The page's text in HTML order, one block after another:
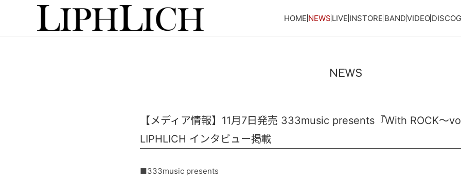
HOME NEWS LIVE INSTORE BANDVIDEO
NEWS
【メディア情報】11月7日発売 333music presents『With ROCK～
LIPHLICH インタビュー掲載
■333music presents